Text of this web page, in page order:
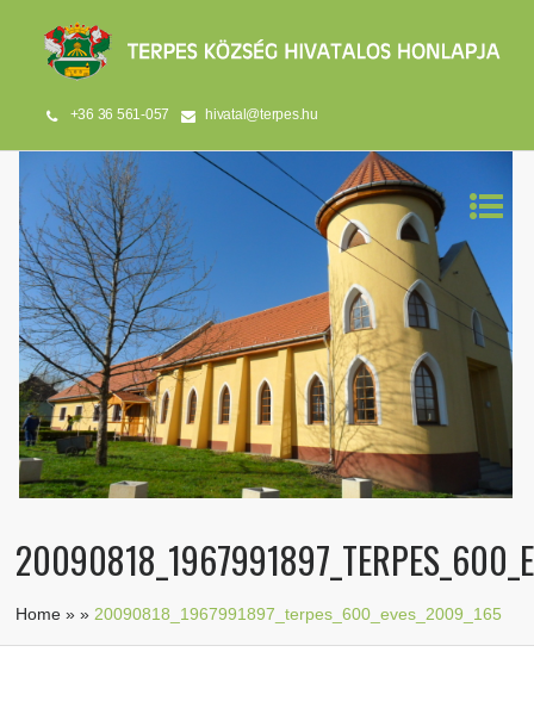
+36 36 561-057 hivatal@terpes.hu
Home »» 20090818_1967991897_terpes_600_eves_2009_165